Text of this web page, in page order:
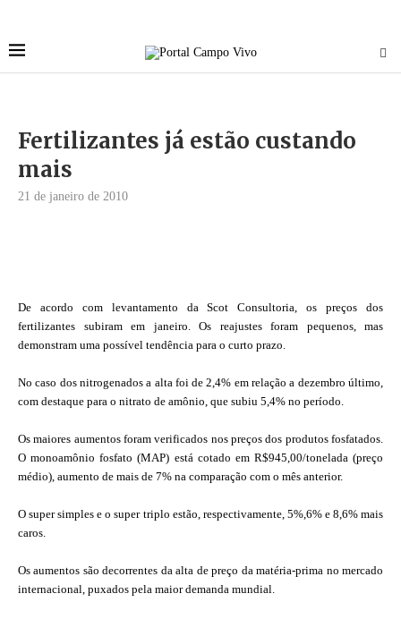
Fertilizantes já estão custando
mais
21 de janeiro de 2010
De acordo com levantamento da Scot Consultoria, os preços dos
fertilizantes subiram em janeiro. Os reajustes foram pequenos, mas
demonstram uma possível tendência para o curto prazo.
No caso dos nitrogenados a alta foi de 2,4% em relação a dezembro último,
com destaque para o nitrato de amônio, que subiu 5,4% no período.
Os maiores aumentos foram verificados nos preços dos produtos fosfatados.
O monoamônio fosfato (MAP) está cotado em R$945,00/tonelada (preço
médio), aumento de mais de 7% na comparação com o mês anterior.
O super simples e o super triplo estão, respectivamente, 5%,6% e 8,6% mais
caros.
Os aumentos são decorrentes da alta de preço da matéria-prima no mercado
internacional, puxados pela maior demanda mundial.